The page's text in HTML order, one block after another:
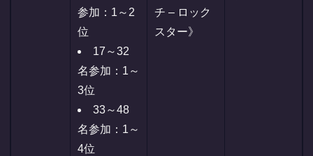
参加：1～2
位
17～32
名参加：1～
3位
33～48
名参加：1～
4位
チ – ロック
スター》